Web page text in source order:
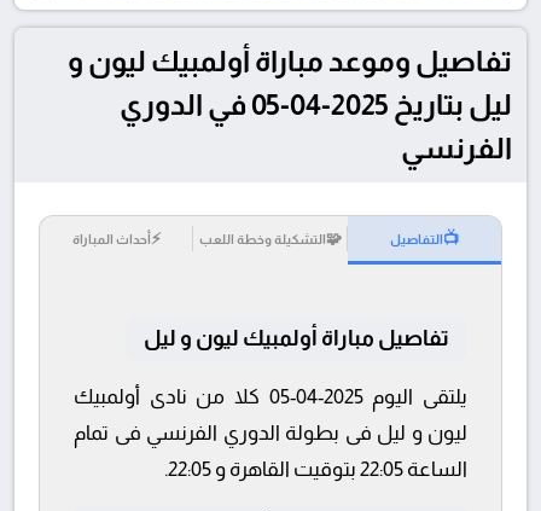
تفاصيل وموعد مباراة أولمبيك ليون و
ليل بتاريخ 2025-04-05 في الدوري
الفرنسي
📺التفاصيل 🧩التشكيلة وخطة اللعب ⚡أحداث المباراة
تفاصيل مباراة أولمبيك ليون و ليل
يلتقى اليوم 2025-04-05 كلا من نادى أولمبيك
ليون و ليل فى بطولة الدوري الفرنسي فى تمام
الساعة 22:05 بتوقيت القاهرة و 22:05.